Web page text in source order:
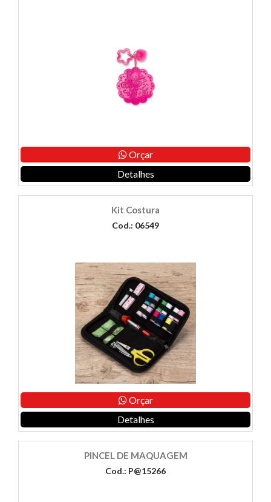
Orçar
Detalhes
Kit Costura
Cod.: 06549
Orçar
Detalhes
PINCEL DE MAQUAGEM
Cod.: P@15266